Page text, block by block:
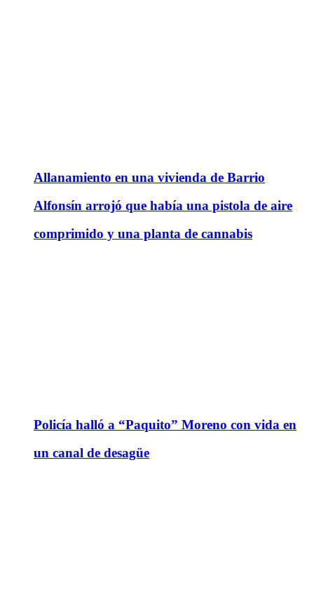
Allanamiento en una vivienda de Barrio
Alfonsín arrojó que había una pistola de aire
comprimido y una planta de cannabis
Policía halló a “Paquito” Moreno con vida en
un canal de desagüe